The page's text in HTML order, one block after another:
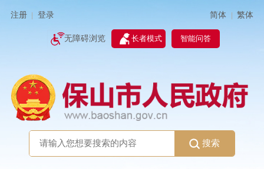
注册 登录 简体 | 繁体
无障碍浏览 长者模式 智能问答
搜索